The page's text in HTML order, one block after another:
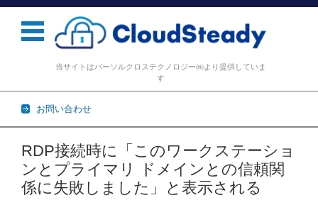
当サイトはパーソルクロステクノロジー㈱より提供していま
す
お問い合わせ
コンテンツに移動
RDP接続時に「このワークステーショ
ンとプライマリ ドメインとの信頼関
係に失敗しました」と表示される